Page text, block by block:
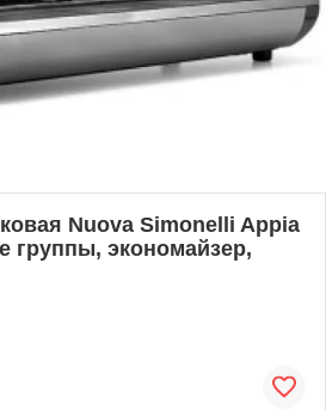
Nuova Simonelli Appia
группы, экономайзер,